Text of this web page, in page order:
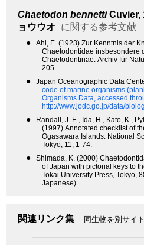
Chaetodon bennettiCuvier,
ョウウオ
に関する参考文献
●
Ahl, E. (1923) Zur Kenntnis der
Chaetodontidae insbesondere
Chaetodontinae. Archiv für
205.
● Japan Oceanographic Data
code of marine organisms
Organisms Data, accessed
http://www.jodc.go.jp/data/
●
Randall, J. E., Ida, H., Kato, K.,
(1997) Annotated checklist of
Ogasawara Islands. National
Tokyo, 11, 1-74.
●
Shimada, K. (2000)
of Japan with pictorial keys to
Tokai University Press, Tokyo,
Japanese).
関連リンク集 同生物を別サイ